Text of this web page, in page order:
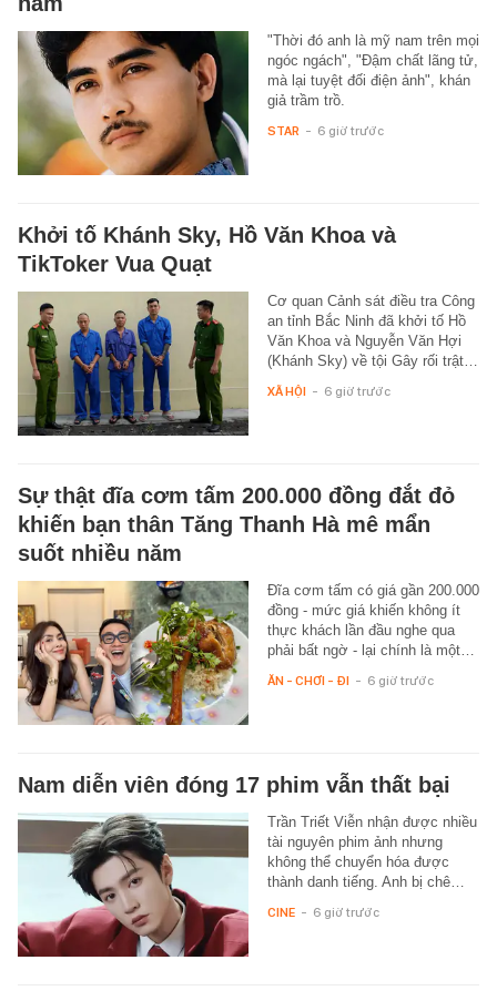
"Thời đó anh là mỹ nam trên mọi
ngóc ngách", "Đậm chất lãng tử,
mà lại tuyệt đối điện ảnh", khán
giả trầm trồ.
STAR - 6 giờ trước
Khởi tố Khánh Sky, Hồ Văn Khoa và
TikToker Vua Quạt
Cơ quan Cảnh sát điều tra Công
an tỉnh Bắc Ninh đã khởi tố Hồ
Văn Khoa và Nguyễn Văn Hợi
(Khánh Sky) về tội Gây rối trật…
XÃ HỘI - 6 giờ trước
Sự thật đĩa cơm tấm 200.000 đồng đắt đỏ
khiến bạn thân Tăng Thanh Hà mê mẩn
suốt nhiều năm
Đĩa cơm tấm có giá gần 200.000
đồng - mức giá khiến không ít
thực khách lần đầu nghe qua
phải bất ngờ - lại chính là một…
ĂN - CHƠI - ĐI - 6 giờ trước
Nam diễn viên đóng 17 phim vẫn thất bại
Trần Triết Viễn nhận được nhiều
tài nguyên phim ảnh nhưng
không thể chuyển hóa được
thành danh tiếng. Anh bị chê…
CINE - 6 giờ trước